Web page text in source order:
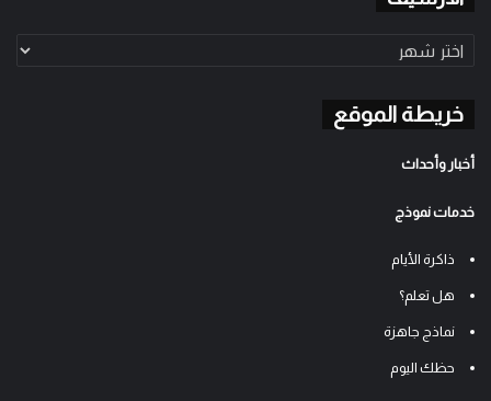
خريطة الموقع
أخبار وأحداث
خدمات نموذج
ذاكرة الأيام
هل تعلم؟
نماذج جاهزة
حظك اليوم